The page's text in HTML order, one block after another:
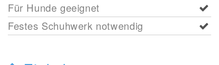
Für Hunde geeignet
Festes Schuhwerk notwendig